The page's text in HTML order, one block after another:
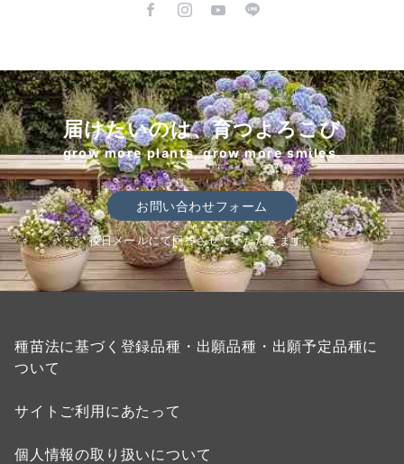
届けたいのは、育つよろこび
grow more plants, grow more smiles.
お問い合わせフォーム
後日メールにて回答させていただきます。
種苗法に基づく登録品種・出願品種・出願予定品種に
ついて
サイトご利用にあたって
個人情報の取り扱いについて